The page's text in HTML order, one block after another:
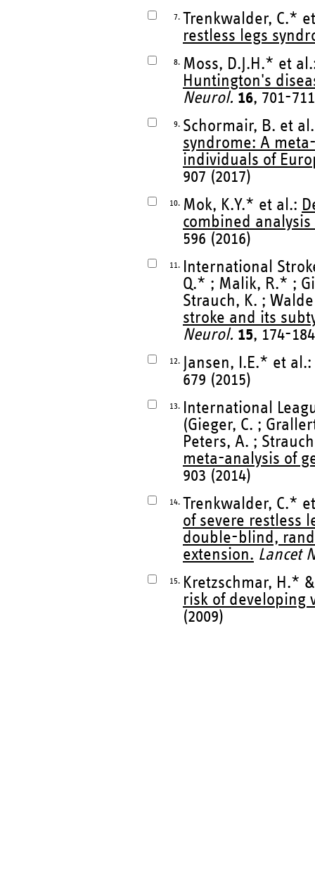
7. Trenkwalder, C.*
restless legs
8. Moss, D.J.H.* et
Huntington's
Neurol. 16, 701-
9. Schormair, B. et
syndrome: A
individuals of
907 (2017)
10. Mok, K.Y.* et al.:
combined
596 (2016)
11.
International
Q.* ; Malik, R.* ;
Strauch, K. ;
stroke and its
Neurol. 15, 174-
12.
Jansen, I.E.* et al.:
679 (2015)
13.
International
(Gieger, C. ;
Peters, A. ;
meta-analysis of
903 (2014)
14. Trenkwalder, C.*
of severe restless
double-blind,
extension. Lancet
15.
Kretzschmar, H.*
risk of developing
(2009)